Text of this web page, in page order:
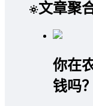
文章聚
你在
钱吗？